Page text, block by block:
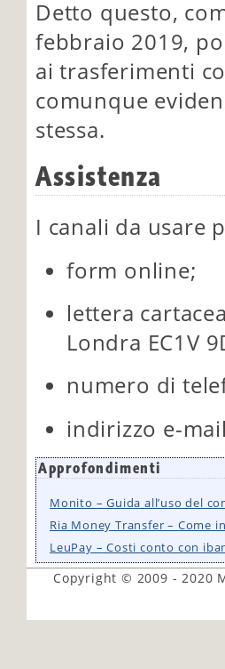
Detto questo,
febbraio 2019,
ai trasferimenti
comunque
stessa.
Assistenza
I canali da usare
form online;
lettera
Londra EC1V
numero di
indirizzo e-
Approfondimenti
Monito – Guida all’uso del
Ria Money Transfer – Come
LeuPay – Costi conto con
Copyright © 2009 - 2020